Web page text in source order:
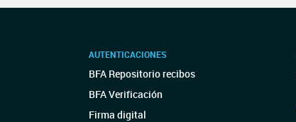
AUTENTICACIONES
BFA Repositorio recibos
BFA Verificación
Firma digital